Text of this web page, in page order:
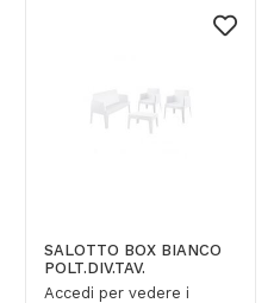
SALOTTO BOX BIANCO
POLT.DIV.TAV.
Accedi per vedere i